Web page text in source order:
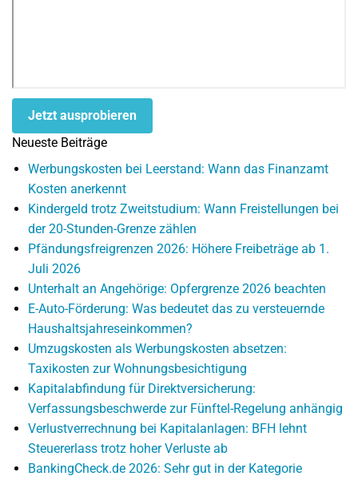
Jetzt ausprobieren
Neueste Beiträge
Werbungskosten bei Leerstand: Wann das Finanzamt
Kosten anerkennt
Kindergeld trotz Zweitstudium: Wann Freistellungen bei
der 20-Stunden-Grenze zählen
Pfändungsfreigrenzen 2026: Höhere Freibeträge ab 1.
Juli 2026
Unterhalt an Angehörige: Opfergrenze 2026 beachten
E-Auto-Förderung: Was bedeutet das zu versteuernde
Haushaltsjahreseinkommen?
Umzugskosten als Werbungskosten absetzen:
Taxikosten zur Wohnungsbesichtigung
Kapitalabfindung für Direktversicherung:
Verfassungsbeschwerde zur Fünftel-Regelung anhängig
Verlustverrechnung bei Kapitalanlagen: BFH lehnt
Steuererlass trotz hoher Verluste ab
BankingCheck.de 2026: Sehr gut in der Kategorie